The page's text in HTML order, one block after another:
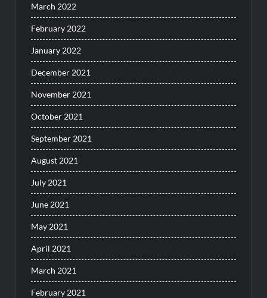
March 2022
February 2022
January 2022
December 2021
November 2021
October 2021
September 2021
August 2021
July 2021
June 2021
May 2021
April 2021
March 2021
February 2021